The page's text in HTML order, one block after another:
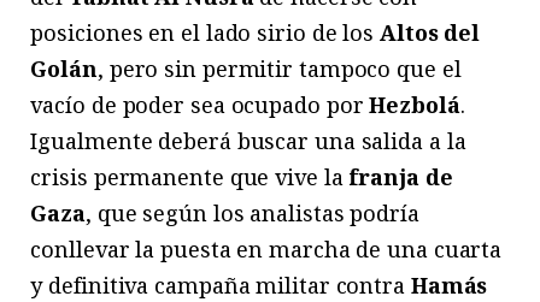
posiciones en el lado sirio de los Altos del
Golán, pero sin permitir tampoco que el
vacío de poder sea ocupado porHezbolá.
Igualmente deberá buscar una salida a la
crisis permanente que vive la franja de
Gaza, que según los analistas podría
conllevar la puesta en marcha de una cuarta
y definitiva campaña militar contra Hamás